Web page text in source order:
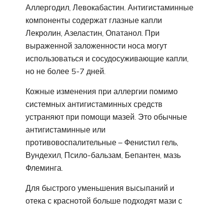
Аллергодил, Левокабастин. Антигистаминные
компоненты содержат глазные капли
Лекролин, Азеластин, Опатанол. При
выраженной заложенности носа могут
использоваться и сосудосуживающие капли,
но не более 5-7 дней.
Кожные изменения при аллергии помимо
системных антигистаминных средств
устраняют при помощи мазей. Это обычные
антигистаминные или
противовоспалительные – Фенистил гель,
Вундехил, Псило-бальзам, Бепантен, мазь
Флеминга.
Для быстрого уменьшения высыпаний и
отека с краснотой больше подходят мази с